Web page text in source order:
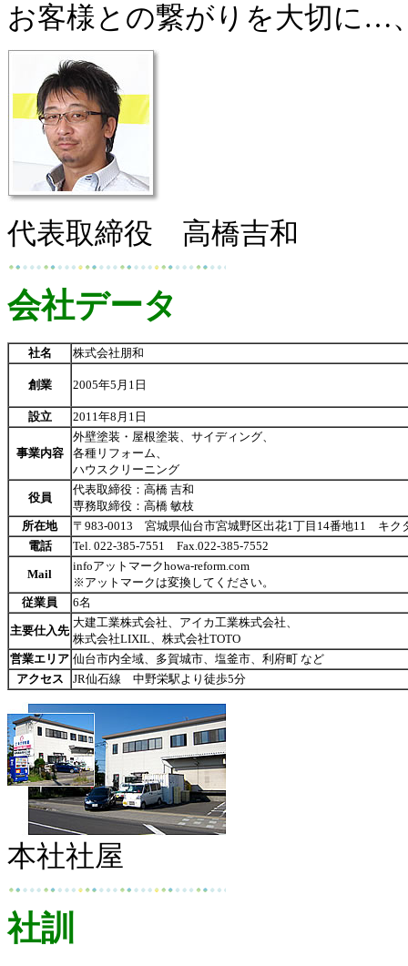
お客様との繋がりを大切に…
代表取締役 高橋吉和
会社データ
社名 株式会社朋和
創業 2005年5月1日
設立 2011年8月1日
事業内容
外壁塗装・屋根塗装、サイディング、
各種リフォーム、
ハウスクリーニング
役員
代表取締役：高橋 吉和
専務取締役：高橋 敏枝
所在地
〒983-0013 宮城県仙台市宮城野区出花1丁目14番地11 キク
電話
Tel. 022-385-7551 Fax.022-385-7552
Mail
infoアットマークhowa-reform.com
※アットマークは変換してください。
従業員
6名
主要仕入先
大建工業株式会社、アイカ工業株式会社、
株式会社LIXIL、株式会社TOTO
営業エリア 仙台市内全域、多賀城市、塩釜市、利府町 など
アクセス
JR仙石線 中野栄駅より徒歩5分
本社社屋
社訓